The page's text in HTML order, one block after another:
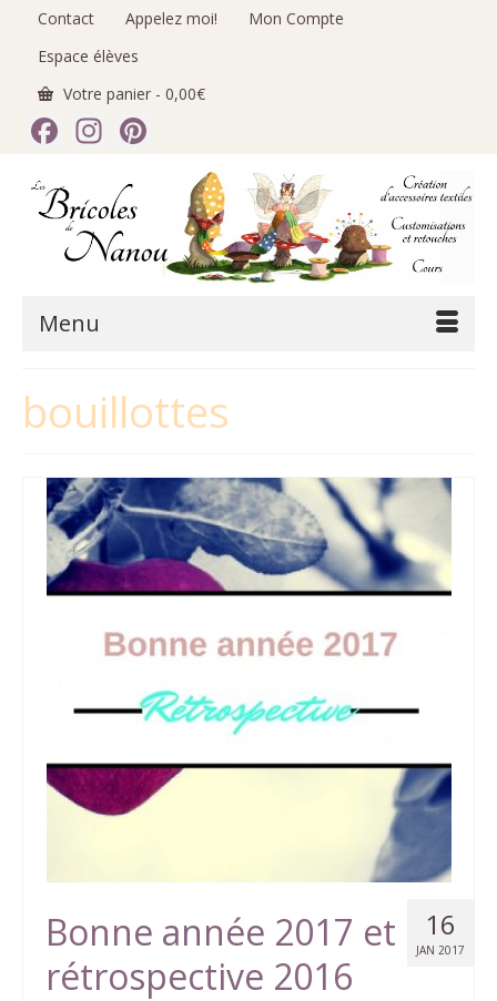
Contact Appelez moi!
Mon Compte
Espace élèves
Votre panier - 0,00€
Facebook
Instagram
Menu
bouillottes
16
JAN 2017
Bonne année 2017 et
rétrospective 2016